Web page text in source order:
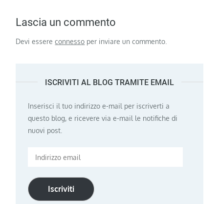
Lascia un commento
Devi essereconnesso per inviare un commento.
ISCRIVITI AL BLOG TRAMITE EMAIL
Inserisci il tuo indirizzo e-mail per iscriverti a
questo blog, e ricevere via e-mail le notifiche di
nuovi post.
Indirizzo
Iscriviti